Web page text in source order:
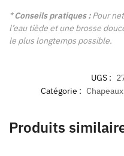
*Conseils pratiques :Pour
l’eau tiède et une brosse
le plus longtemps possible.
UGS :
Catégorie :
Produits